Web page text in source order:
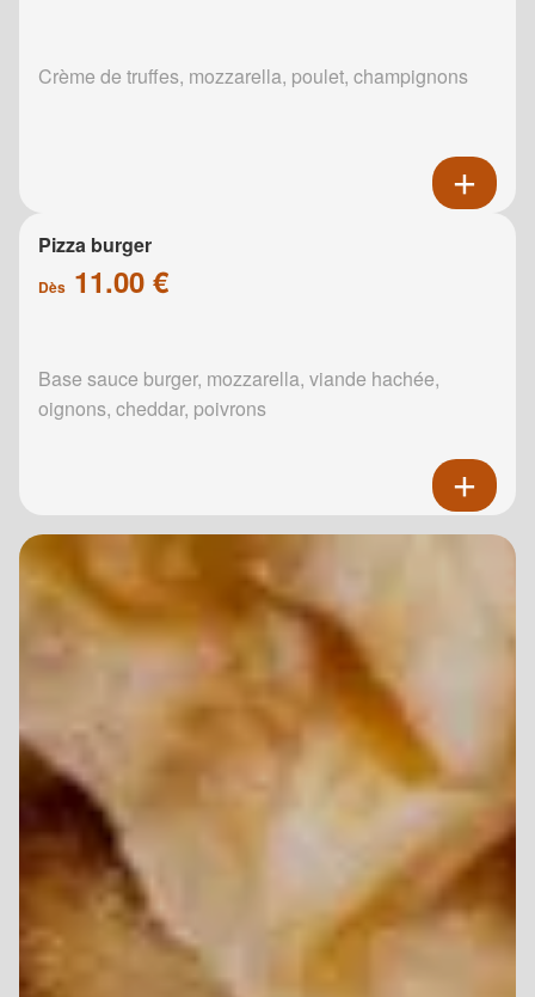
Crème de truffes, mozzarella, poulet, champignons
Pizza burger
Dès 11.00 €
Base sauce burger, mozzarella, viande hachée,
oignons, cheddar, poivrons